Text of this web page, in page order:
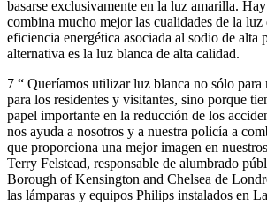
basarse exclusivamente en la luz amarilla.
combina mucho mejor las cualidades de la luz
eficiencia energética asociada al sodio de alta
alternativa es la luz blanca de alta calidad.
7 “ Queríamos utilizar luz blanca no sólo para
para los residentes y visitantes, sino porque
papel importante en la reducción de los
nos ayuda a nosotros y a nuestra policía a
que proporciona una mejor imagen en
Terry Felstead, responsable de alumbrado
Borough of Kensington and Chelsea de
las lámparas y equipos Philips instalados en